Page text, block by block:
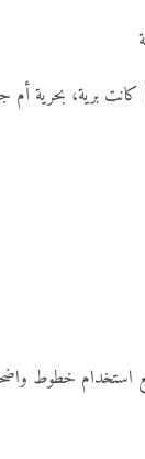
برية، بحرية أم
مع استخدام خطوط